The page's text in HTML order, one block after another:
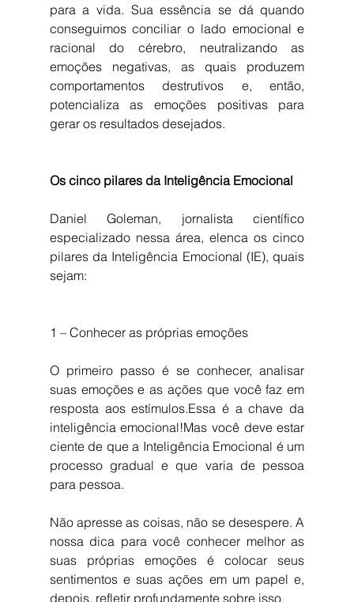
para a vida. Sua essência se dá quando
conseguimos conciliar o lado emocional e
racional do cérebro, neutralizando as
emoções negativas, as quais produzem
comportamentos destrutivos e, então,
potencializa as emoções positivas para
gerar os resultados desejados.
Os cinco pilares da Inteligência Emocional
Daniel Goleman, jornalista científico
especializado nessa área, elenca os cinco
pilares da Inteligência Emocional (IE), quais
sejam:
1 – Conhecer as próprias emoções
O primeiro passo é se conhecer, analisar
suas emoções e as ações que você faz em
resposta aos estímulos.Essa é a chave da
inteligência emocional!Mas você deve estar
ciente de que a Inteligência Emocional é um
processo gradual e que varia de pessoa
para pessoa.
Não apresse as coisas, não se desespere. A
nossa dica para você conhecer melhor as
suas próprias emoções é colocar seus
sentimentos e suas ações em um papel e,
depois, refletir profundamente sobre isso.